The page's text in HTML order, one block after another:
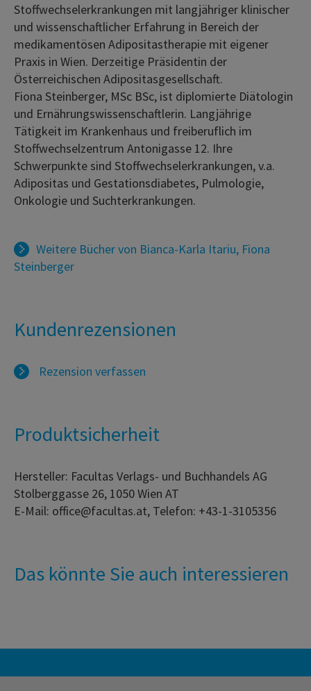
Stoffwechselerkrankungen mit langjähriger klinischer
und wissenschaftlicher Erfahrung in Bereich der
medikamentösen Adipositastherapie mit eigener
Praxis in Wien. Derzeitige Präsidentin der
Österreichischen Adipositasgesellschaft.
Fiona Steinberger, MSc BSc, ist diplomierte Diätologin
und Ernährungswissenschaftlerin. Langjährige
Tätigkeit im Krankenhaus und freiberuflich im
Stoffwechselzentrum Antonigasse 12. Ihre
Schwerpunkte sind Stoffwechselerkrankungen, v.a.
Adipositas und Gestationsdiabetes, Pulmologie,
Onkologie und Suchterkrankungen.
Weitere Bücher von Bianca-Karla Itariu, Fiona
Steinberger
Kundenrezensionen
Rezension verfassen
Produktsicherheit
Hersteller: Facultas Verlags- und Buchhandels AG
Stolberggasse 26, 1050 Wien AT
E-Mail: office@facultas.at, Telefon: +43-1-3105356
Das könnte Sie auch interessieren